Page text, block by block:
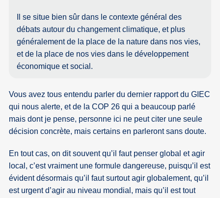
Il se situe bien sûr dans le contexte général des
débats autour du changement climatique, et plus
généralement de la place de la nature dans nos vies,
et de la place de nos vies dans le développement
économique et social.
Vous avez tous entendu parler du dernier rapport du GIEC
qui nous alerte, et de la COP 26 qui a beaucoup parlé
mais dont je pense, personne ici ne peut citer une seule
décision concrète, mais certains en parleront sans doute.
En tout cas, on dit souvent qu’il faut penser global et agir
local, c’est vraiment une formule dangereuse, puisqu’il est
évident désormais qu’il faut surtout agir globalement, qu’il
est urgent d’agir au niveau mondial, mais qu’il est tout